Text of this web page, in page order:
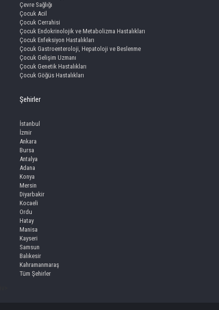
Çevre Sağlığı
Çocuk Acil
Çocuk Cerrahisi
Çocuk Endokrinolojik ve Metabolizma Hastalıkları
Çocuk Enfeksiyon Hastalıkları
Çocuk Gastroenteroloji, Hepatoloji ve Beslenme
Çocuk Gelişim Uzmanı
Çocuk Genetik Hastalıkları
Çocuk Göğüs Hastalıkları
Şehirler
İstanbul
İzmir
Ankara
Bursa
Antalya
Adana
Konya
Mersin
Diyarbakir
Kocaeli
Ordu
Hatay
Manisa
Kayseri
Samsun
Balıkesir
Kahramanmaraş
Tüm Şehirler